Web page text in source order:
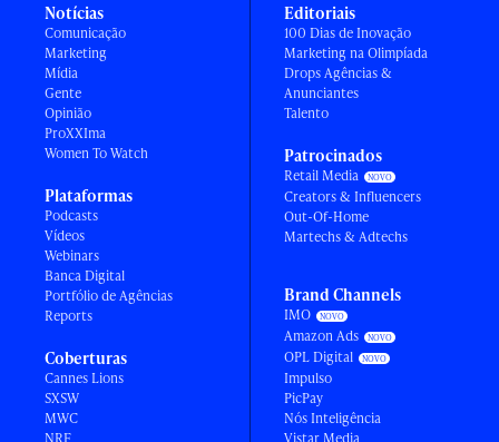
Notícias
Comunicação
Marketing
Mídia
Gente
Opinião
ProXXIma
Women To Watch
Plataformas
Podcasts
Vídeos
Webinars
Banca Digital
Portfólio de Agências
Reports
Coberturas
Cannes Lions
SXSW
MWC
NRF
Editoriais
100 Dias de Inovação
Marketing na Olimpíada
Drops Agências &
Anunciantes
Talento
Patrocinados
Retail Media
Creators & Influencers
Out-Of-Home
Martechs & Adtechs
Brand Channels
IMO
Amazon Ads
OPL Digital
Impulso
PicPay
Nós Inteligência
Vistar Media